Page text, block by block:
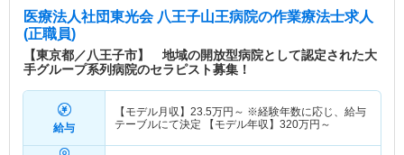
病院でありたいと願っており、24時間いつでも受
呼吸器内科／消化器内科／循環器内科／アレルギー
科／外科／整形外科／脳神経外科／皮膚科／泌尿器
科／肛門外科／形成外科／消化器外科／血液内科／
腎臓内科／人工透析内科 【関連施設】 戸田中央グ
ループ
医療法人社団東光会 八王子山王病院の作業療法士求人
(正職員)
【東京都／八王子市】 地域の開放型病院として認定された大
手グループ系列病院のセラピスト募集！
給与
【モデル月収】 23.5万円～ ※経験年数に応じ、給与
テーブルにて決定 【モデル年収】 320万円～